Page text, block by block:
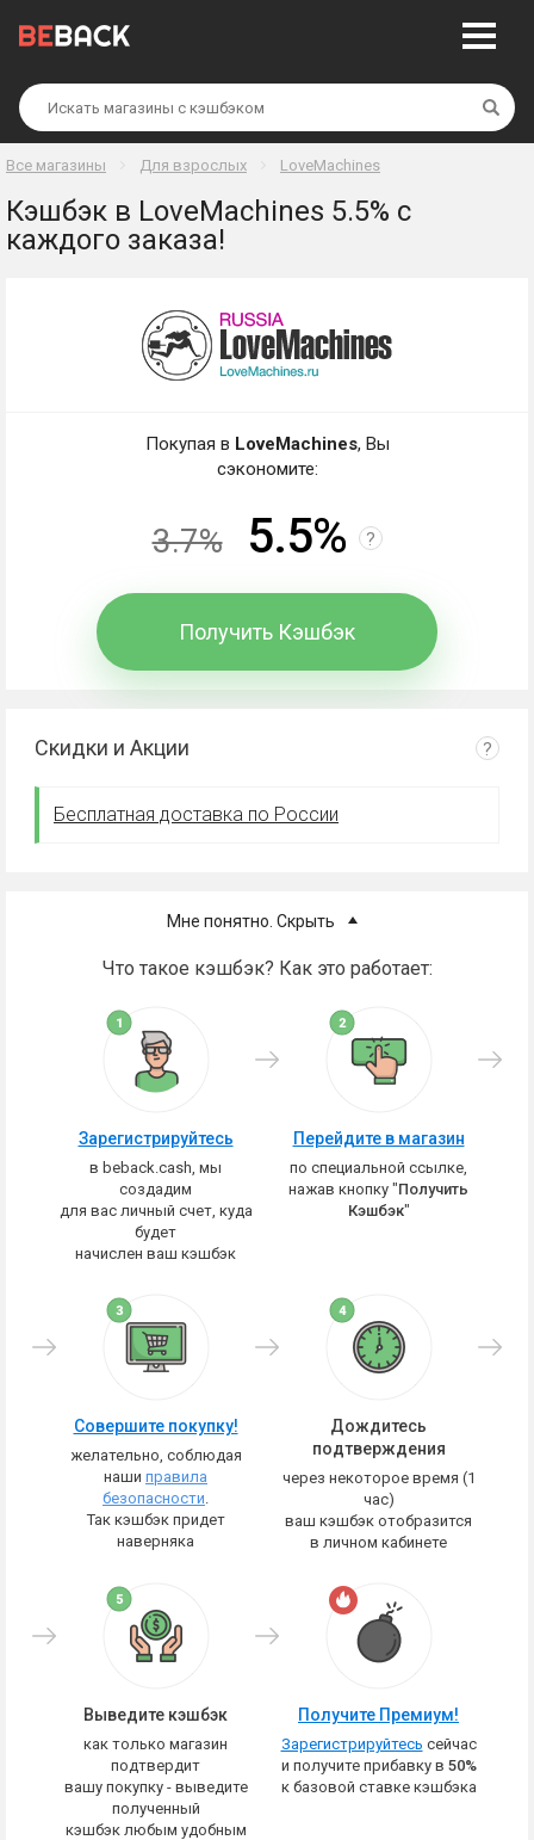
Все магазины Для взрослых LoveMachines
Кэшбэк в LoveMachines 5.5% с
каждого заказа!
Мне понятно. Скрыть
Что такое кэшбэк? Как это работает:
Зарегистрируйтесь
в beback.cash, мы
создадим
для вас личный счет, куда
будет
начислен ваш кэшбэк
Перейдите в магазин
по специальной ссылке,
нажав кнопку "Получить
Кэшбэк"
Совершите покупку!
желательно, соблюдая
наши правила
безопасности.
Так кэшбэк придет
наверняка
Дождитесь
подтверждения
через некоторое время (1
час)
ваш кэшбэк отобразится
в личном кабинете
Выведите кэшбэк
как только магазин
подтвердит
вашу покупку - выведите
полученный
кэшбэк любым удобным
Получите Премиум!
Зарегистрируйтесь сейчас
и получите прибавку в 50%
к базовой ставке кэшбэка
Покупая в LoveMachines, Вы
сэкономите:
3.7% 5.5% ?
Получить Кэшбэк
Скидки и Акции ?
Бесплатная доставка по России